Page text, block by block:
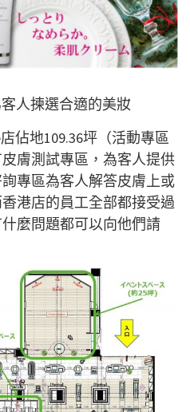
人揀選合適的美妝
佔地109.36坪（活動專區
膚測試專區，為客人提供
專區為客人解答皮膚上或
港店的員工全部都接受過
麼問題都可以向他們請